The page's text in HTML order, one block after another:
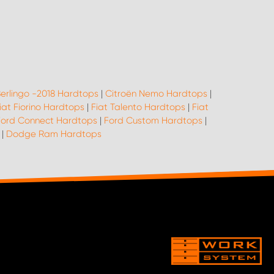
-2018 Hardtops | Citroën Nemo Hardtops |
Fiorino Hardtops | Fiat Talento Hardtops | Fiat
Connect Hardtops | Ford Custom Hardtops |
| Dodge Ram Hardtops